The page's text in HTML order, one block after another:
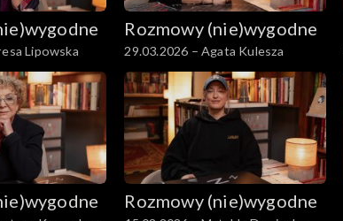
Lipowska
Rozmowy (nie)wygodne
29.03.2026 – Agata Kulesza
Rozmowy (nie)wygodne